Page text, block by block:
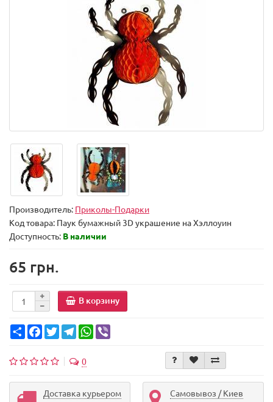
Производитель: Приколы-Подарки
Код товара: Паук бумажный 3D украшение на Хэллоуин
Доступность: В наличии
65 грн.
В корзину
Share FacebookTwitterTelegramWhatsApp
0
Доставка курьером Самовывоз / Киев